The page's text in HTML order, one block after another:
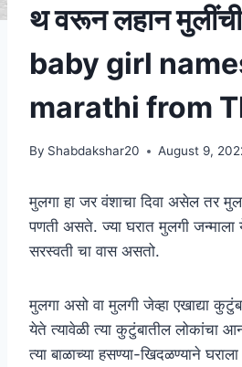
थ वरून लहान
baby girl
marathi from
By Shabdakshar20 August 9,
मुलगा हा जर वंशाचा दिवा असेल तर
पणती असते. ज्या घरात मुलगी जन्माला
सरस्वती चा वास असतो.
मुलगा असो वा मुलगी जेव्हा एखाद्या
येते त्यावेळी त्या कुटुंबातील लोकांचा
त्या बाळाच्या हसण्या-खिदळण्याने